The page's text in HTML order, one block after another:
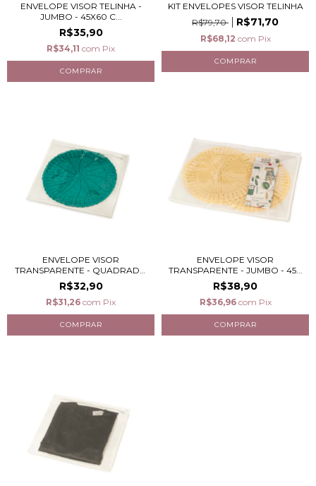
ENVELOPE VISOR TELINHA -
JUMBO - 45X60 C...
R$35,90
R$34,11 com Pix
KIT ENVELOPES VISOR TELINHA
R$79,70
R$71,70
R$68,12 com Pix
ENVELOPE VISOR
TRANSPARENTE - QUADRADO
-...
R$32,90
R$31,26 com Pix
ENVELOPE VISOR
TRANSPARENTE - JUMBO - 45...
R$38,90
R$36,96 com Pix